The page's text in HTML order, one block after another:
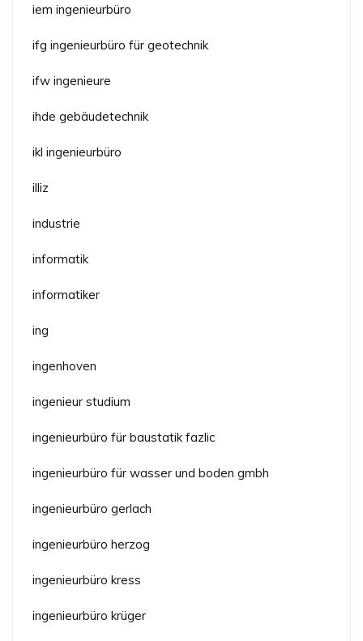
iem ingenieurbüro
ifg ingenieurbüro für geotechnik
ifw ingenieure
ihde gebäudetechnik
ikl ingenieurbüro
illiz
industrie
informatik
informatiker
ing
ingenhoven
ingenieur studium
ingenieurbüro für baustatik fazlic
ingenieurbüro für wasser und boden gmbh
ingenieurbüro gerlach
ingenieurbüro herzog
ingenieurbüro kress
ingenieurbüro krüger